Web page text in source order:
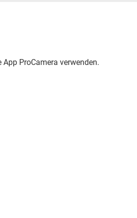
ProCamera verwenden.